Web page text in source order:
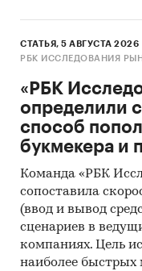
СТАТЬЯ, 5 АВГУСТА 2026
РБК ИССЛЕДОВАНИЯ
«РБК
определили
способ
букмекера и
Команда «РБК
сопоставила
(ввод и вывод
сценариев в
компаниях. Цель
наиболее быстрых